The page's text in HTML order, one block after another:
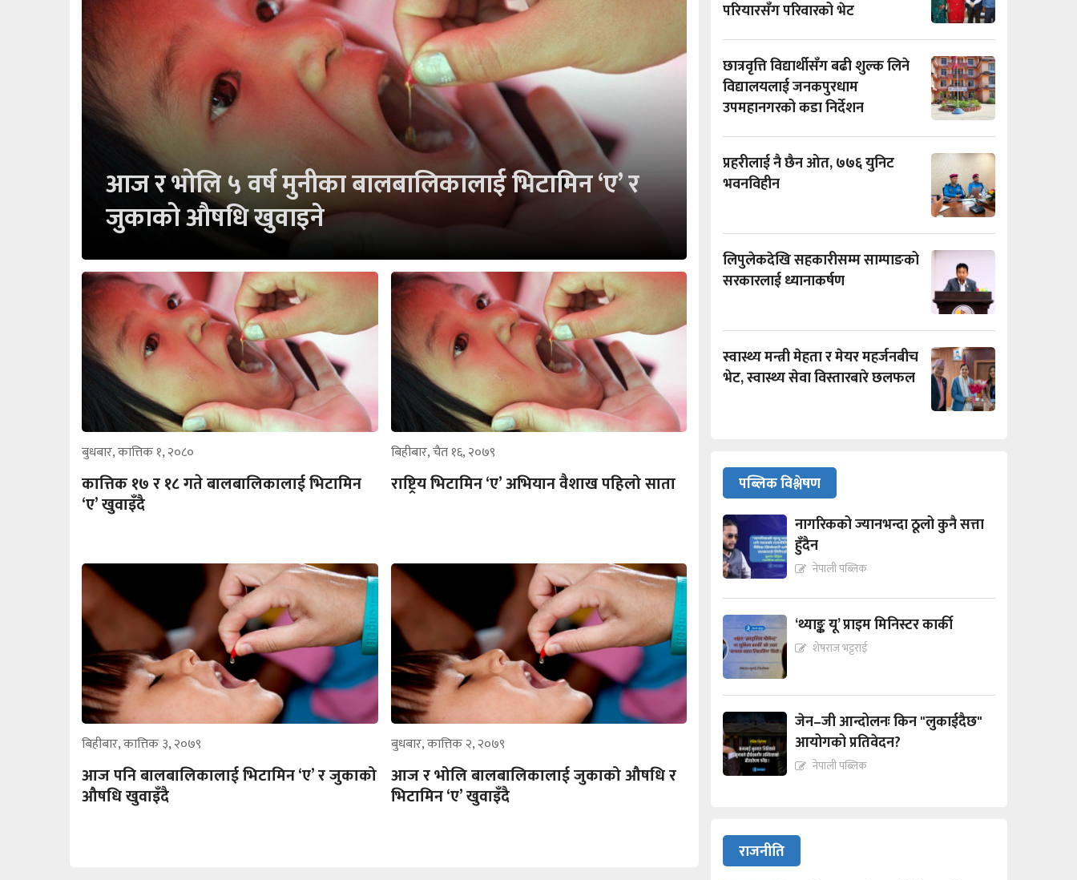
आज र भोलि ५ वर्ष मुनीका बालबालिकालाई भिटामिन ‘ए’ र
जुकाको औषधि खुवाइने
बुधबार, कात्तिक १, २०८०
कात्तिक १७ र १८ गते बालबालिकालाई भिटामिन
‘ए’ खुवाइँदै
बिहीबार, चैत १६, २०७९
राष्ट्रिय भिटामिन ‘ए’ अभियान वैशाख पहिलो साता
बिहीबार, कात्तिक ३, २०७९
आज पनि बालबालिकालाई भिटामिन ‘ए’ र जुकाको
औषधि खुवाइँदै
बुधबार, कात्तिक २, २०७९
आज र भोलि बालबालिकालाई जुकाको औषधि र
भिटामिन ‘ए’ खुवाइँदै
परियारसँग परिवारको भेट
छात्रवृत्ति विद्यार्थीसँग बढी शुल्क लिने
विद्यालयलाई जनकपुरधाम
उपमहानगरको कडा निर्देशन
प्रहरीलाई नै छैन ओत, ७७६ युनिट
भवनविहीन
लिपुलेकदेखि सहकारीसम्म साम्पाङको
सरकारलाई ध्यानाकर्षण
स्वास्थ्य मन्त्री मेहता र मेयर महर्जनबीच
भेट, स्वास्थ्य सेवा विस्तारबारे छलफल
पब्लिक विश्लेषण
नागरिकको ज्यानभन्दा ठूलो कुनै सत्ता
हुँदैन
नेपाली पब्लिक
‘थ्याङ्क यू’ प्राइम मिनिस्टर कार्की
शेषराज भट्टराई
जेन–जी आन्दोलनः किन "लुकाईदैछ"
आयोगको प्रतिवेदन?
नेपाली पब्लिक
राजनीति